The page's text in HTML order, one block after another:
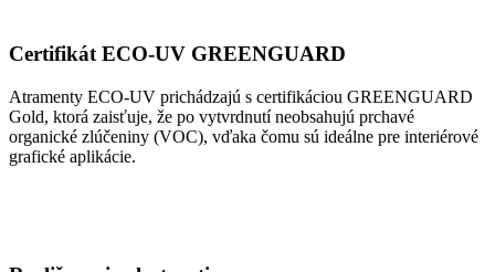
Certifikát ECO-UV GREENGUARD
Atramenty ECO-UV prichádzajú s certifikáciou GREENGUARD
Gold, ktorá zaisťuje, že po vytvrdnutí neobsahujú prchavé
organické zlúčeniny (VOC), vďaka čomu sú ideálne pre interiérové ​​
grafické aplikácie.